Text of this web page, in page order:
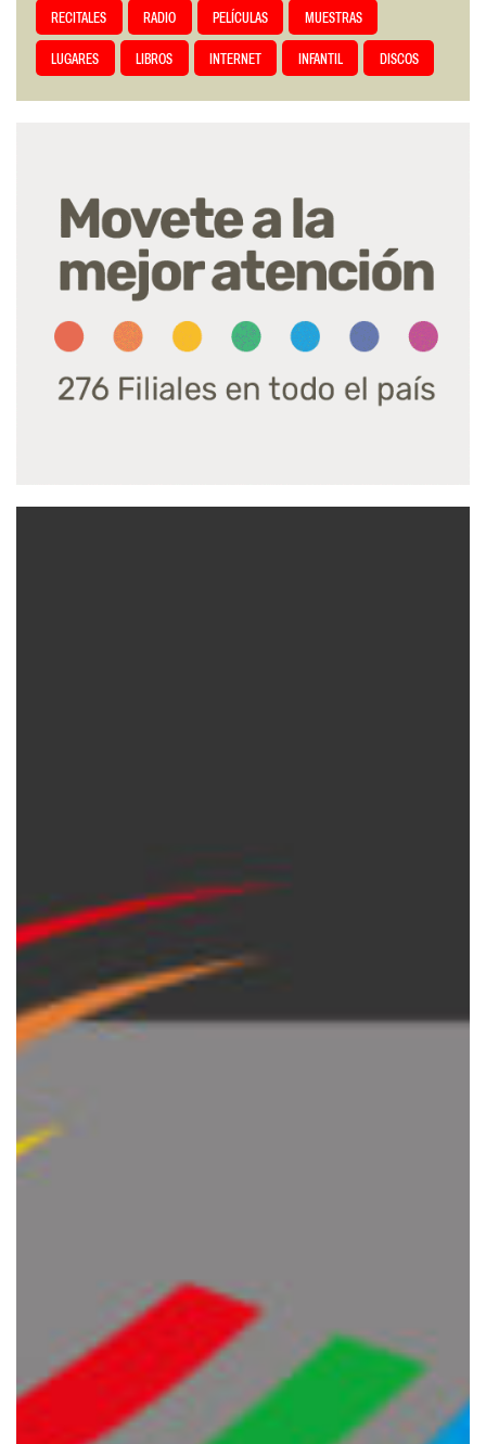
RECITALES RADIO PELÍCULAS MUESTRAS
LUGARES LIBROS INTERNET INFANTIL DISCOS